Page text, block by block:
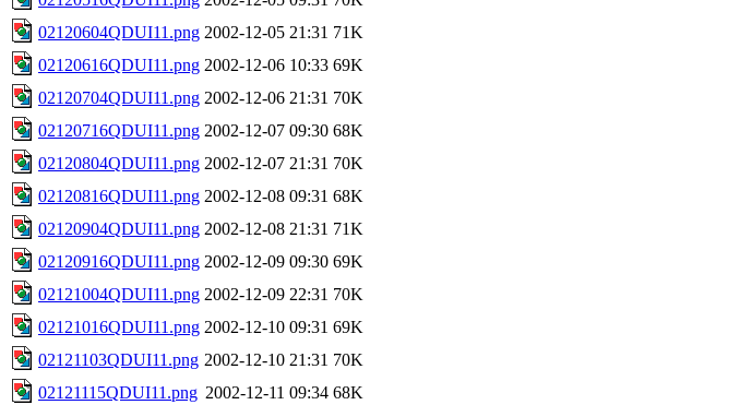
02120604QDUI11.png 2002-12-05 21:31 71K
02120616QDUI11.png 2002-12-06 10:33 69K
02120704QDUI11.png 2002-12-06 21:31 70K
02120716QDUI11.png 2002-12-07 09:30 68K
02120804QDUI11.png 2002-12-07 21:31 70K
02120816QDUI11.png 2002-12-08 09:31 68K
02120904QDUI11.png 2002-12-08 21:31 71K
02120916QDUI11.png 2002-12-09 09:30 69K
02121004QDUI11.png 2002-12-09 22:31 70K
02121016QDUI11.png 2002-12-10 09:31 69K
02121103QDUI11.png 2002-12-10 21:31 70K
02121115QDUI11.png 2002-12-11 09:34 68K